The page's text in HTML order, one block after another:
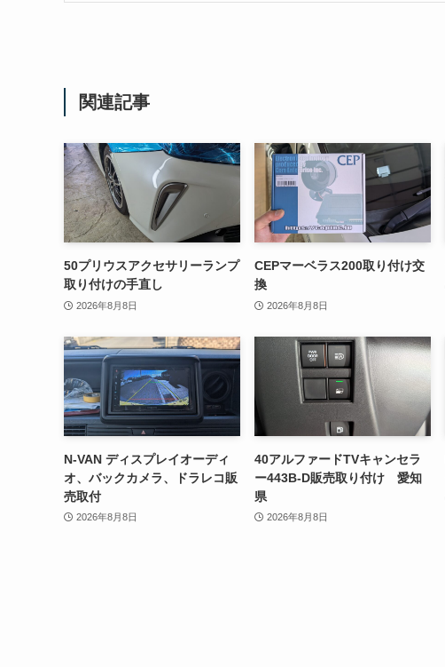
関連記事
50プリウスアクセサリーランプ
取り付けの手直し
2026年8月8日
CEPマーベラス200取り付け交
換
2026年8月8日
N-VAN ディスプレイオーディ
オ、バックカメラ、ドラレコ販
売取付
2026年8月8日
40アルファードTVキャンセラ
ー443B-D販売取り付け 愛知
県
2026年8月8日